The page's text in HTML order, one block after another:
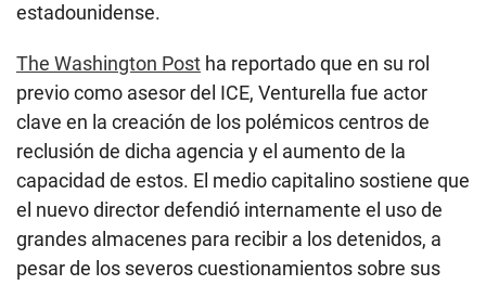
estadounidense.
The Washington Post ha reportado que en su rol
previo como asesor del ICE, Venturella fue actor
clave en la creación de los polémicos centros de
reclusión de dicha agencia y el aumento de la
capacidad de estos. El medio capitalino sostiene que
el nuevo director defendió internamente el uso de
grandes almacenes para recibir a los detenidos, a
pesar de los severos cuestionamientos sobre sus